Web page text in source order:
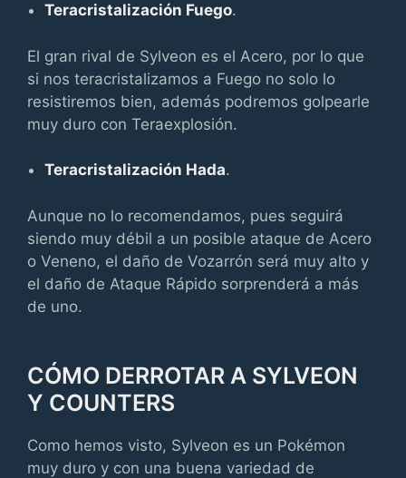
Teracristalización Fuego.
El gran rival de Sylveon es el Acero, por lo que
si nos teracristalizamos a Fuego no solo lo
resistiremos bien, además podremos golpearle
muy duro con Teraexplosión.
Teracristalización Hada.
Aunque no lo recomendamos, pues seguirá
siendo muy débil a un posible ataque de Acero
o Veneno, el daño de Vozarrón será muy alto y
el daño de Ataque Rápido sorprenderá a más
de uno.
CÓMO DERROTAR A SYLVEON
Y COUNTERS
Como hemos visto, Sylveon es un Pokémon
muy duro y con una buena variedad de